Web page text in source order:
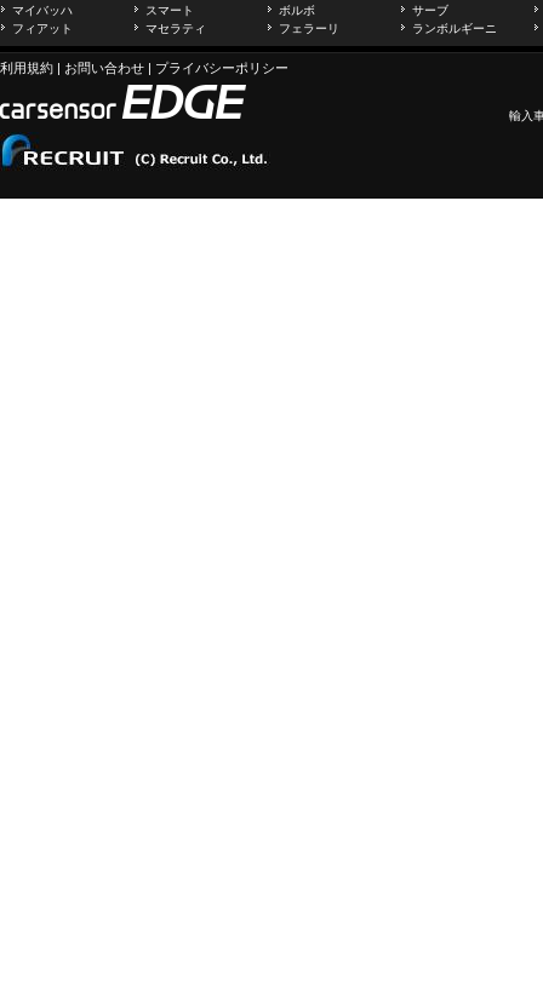
マイバッハ
スマート ボルボ
サーブ
フィアット
マセラティ フェラーリ ランボルギーニ
利用規約 | お問い合わせ | プライバシーポリシー
輸入